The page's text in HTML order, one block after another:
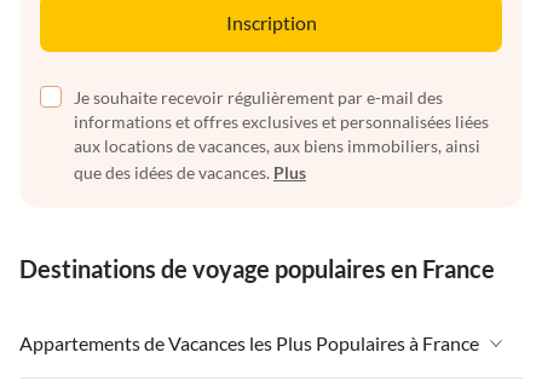
Inscription
Je souhaite recevoir régulièrement par e-mail des
informations et offres exclusives et personnalisées liées
aux locations de vacances, aux biens immobiliers, ainsi
que des idées de vacances. Plus
Destinations de voyage populaires en France
Appartements de Vacances les Plus Populaires à France